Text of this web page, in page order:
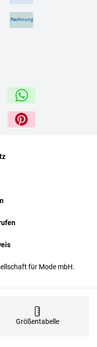
Größentabelle
Rechnung
für Mode mbH.